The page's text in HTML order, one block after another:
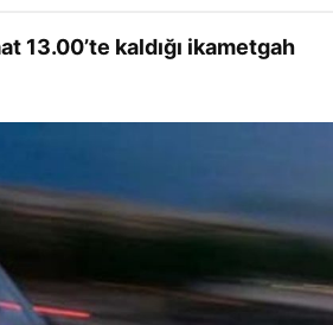
13.00’te kaldığı ikametgah